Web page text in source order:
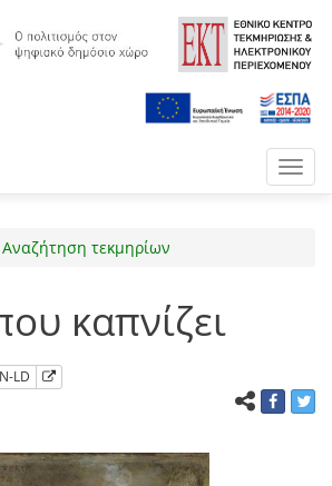
Αναζήτηση τεκμηρίων
καπνίζει
LD